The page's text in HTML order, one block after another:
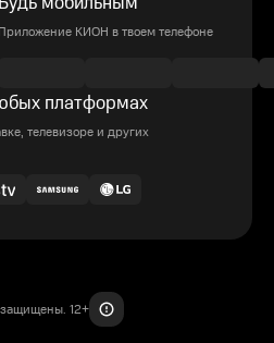
Приложение КИОН в твоем телефоне
платформах
телевизоре и других
12+